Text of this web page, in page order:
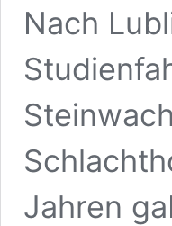
Nach
Jahren